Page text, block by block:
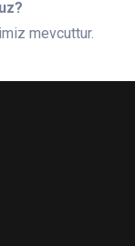
mevcuttur.